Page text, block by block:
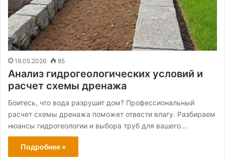
19.05.2026 85
Анализ гидрогеологических условий и
расчет схемы дренажа
Боитесь, что вода разрушит дом? Профессиональный
расчет схемы дренажа поможет отвести влагу. Разбираем
нюансы гидрогеологии и выбора труб для вашего…
Подробнее »